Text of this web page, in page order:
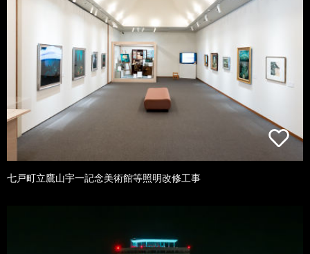
七戸町立鷹山宇一記念美術館等照明改修工事